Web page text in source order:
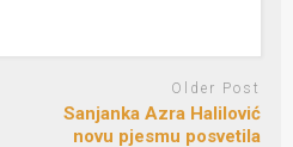
Older Post
Sanjanka Azra Halilović
novu pjesmu posvetila